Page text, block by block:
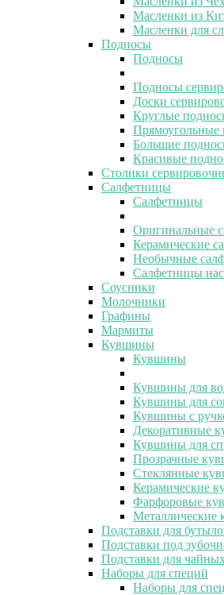
Масленки из
Масленки для
Подносы
Подносы
Подносы
Доски
Круглые
Прямоугольные
Большие
Красивые
Столики
Салфетницы
Салфетницы
Оригинальные
Керамические
Необычные
Салфетницы
Соусники
Молочники
Графины
Мармиты
Кувшины
Кувшины
Кувшины для
Кувшины для
Кувшины с
Декоративные
Кувшины для
Прозрачные
Стеклянные
Керамические
Фарфоровые
Металлические
Подставки для
Подставки под
Подставки для
Наборы для специй
Наборы для